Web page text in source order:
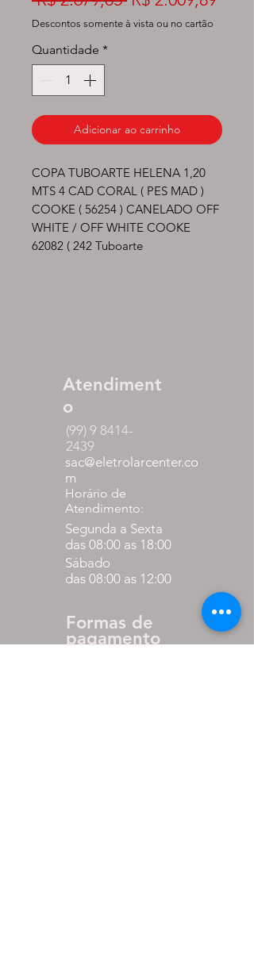
normal
Quantidade *
Adicionar ao carrinho
COPA TUBOARTE HELENA 1,20
MTS 4 CAD CORAL ( PES MAD )
COOKE ( 56254 ) CANELADO OFF
WHITE / OFF WHITE COOKE
62082 ( 242 Tuboarte
Descontos somente à vista ou no cartão
Atendiment
o
(99) 9 8414-
2439
sac@eletrolarcenter.co
m
Horário de
Atendimento:
Segunda a Sexta
das 08:00 as 18:00
Sábado
das 08:00 as 12:00
Formas de
pagamento